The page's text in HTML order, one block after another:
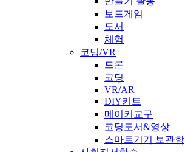
보드게임
도서
체험
코딩/VR
드론
코딩
VR/AR
DIY키트
메이커교구
코딩도서&영상
스마트기기 보관함